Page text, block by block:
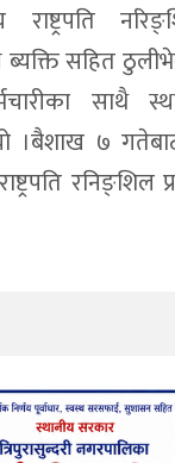
सहित
साथै
।बैशाख ७
रनिङ्शिल